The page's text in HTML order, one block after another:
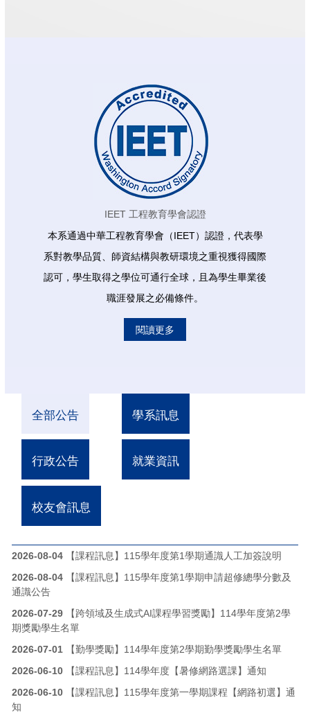
IEET 工程教育學會認證
本系通過中華工程教育學會（IEET）認證，代表學
系對教學品質、師資結構與教研環境之重視獲得國際
認可，學生取得之學位可通行全球，且為學生畢業後
職涯發展之必備條件。
閱讀更多
全部公告 學系訊息
行政公告 就業資訊
校友會訊息
2026-08-04
【課程訊息】115學年度第1學期通識人工加簽說明
2026-08-04
【課程訊息】115學年度第1學期申請超修總學分數及
通識公告
2026-07-29
【跨領域及生成式AI課程學習獎勵】114學年度第2學
期獎勵學生名單
2026-07-01
【勤學獎勵】114學年度第2學期勤學獎勵學生名單
2026-06-10
【課程訊息】114學年度【暑修網路選課】通知
2026-06-10
【課程訊息】115學年度第一學期課程【網路初選】通
知